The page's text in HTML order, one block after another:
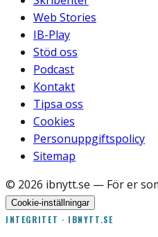
Web Stories
IB-Play
Stöd oss
Podcast
Kontakt
Tipsa oss
Cookies
Personuppgiftspolicy
Sitemap
© 2026 ibnytt.se — För er
Cookie-inställningar
INTEGRITET · IBNYTT.SE